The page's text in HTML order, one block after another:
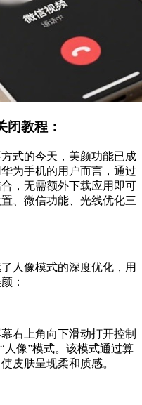
闭教程：
式的今天，美颜功能已成
为手机的用户而言，通过
，无需额外下载应用即可
、微信功能、光线优化三
像模式的深度优化，用
：
上角向下滑动打开控制
人像”模式。该模式通过算
皮肤呈现柔和质感。